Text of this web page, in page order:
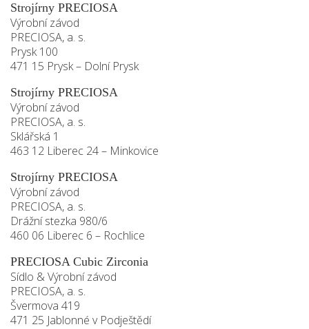
Strojírny PRECIOSA
Výrobní závod
PRECIOSA, a. s.
Prysk 100
471 15 Prysk – Dolní Prysk
Strojírny PRECIOSA
Výrobní závod
PRECIOSA, a. s.
Sklářská 1
463 12 Liberec 24 – Minkovice
Strojírny PRECIOSA
Výrobní závod
PRECIOSA, a. s.
Drážní stezka 980/6
460 06 Liberec 6 – Rochlice
PRECIOSA Cubic Zirconia
Sídlo & Výrobní závod
PRECIOSA, a. s.
Švermova 419
471 25 Jablonné v Podještědí